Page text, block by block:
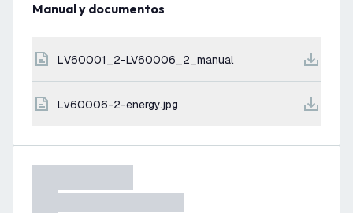
Manual y documentos
LV60001_2-LV60006_2_manual
lv60006-2-energy.jpg